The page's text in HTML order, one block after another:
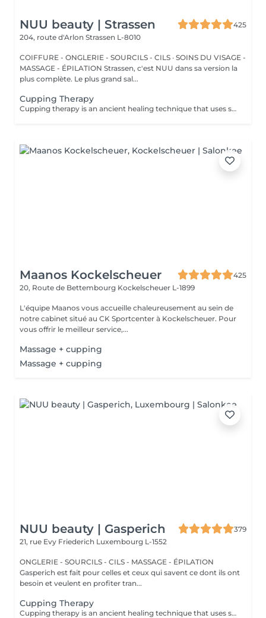
NUU beauty | Strassen
425
204, route d'Arlon Strassen L-8010
COIFFURE - ONGLERIE - SOURCILS - CILS · SOINS DU VISAGE -
MASSAGE - ÉPILATION Strassen, c'est NUU dans sa version la
plus complète. Le plus grand sal...
Cupping Therapy
Cupping therapy is an ancient healing technique that uses special cups to create gentle suction on the skin. This suction promotes blood flow, relieves muscle tension, reduces inflammation, and supports deep relaxation. The treatment can help release toxins, improve circulation, and ease chronic pain or stiffness. *Please note that cupping therapy could just be added to a massage service with includes back massage.
Maanos Kockelscheuer
425
20, Route de Bettembourg Kockelscheuer L-1899
L'équipe Maanos vous accueille chaleureusement au sein de
notre cabinet situé au CK Sportcenter à Kockelscheuer. Pour
vous offrir le meilleur service,...
Massage + cupping
Massage + cupping
NUU beauty | Gasperich
379
21, rue Evy Friederich Luxembourg L-1552
ONGLERIE - SOURCILS - CILS - MASSAGE - ÉPILATION
Gasperich est fait pour celles et ceux qui savent ce dont ils ont
besoin et veulent en profiter tran...
Cupping Therapy
Cupping therapy is an ancient healing technique that uses special cups to create gentle suction on the skin. This suction promotes blood flow, relieves muscle tension, reduces inflammation, and supports deep relaxation. The treatment can help release toxins, improve circulation, and ease chronic pain or stiffness. *Please note that cupping therapy could just be added to a massage service with includes back massage.